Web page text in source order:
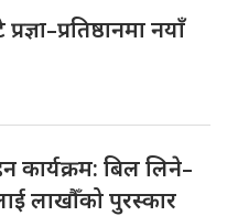
नयाँ
कार्यक्रम: बिल लिने–
लाखौँको पुरस्कार